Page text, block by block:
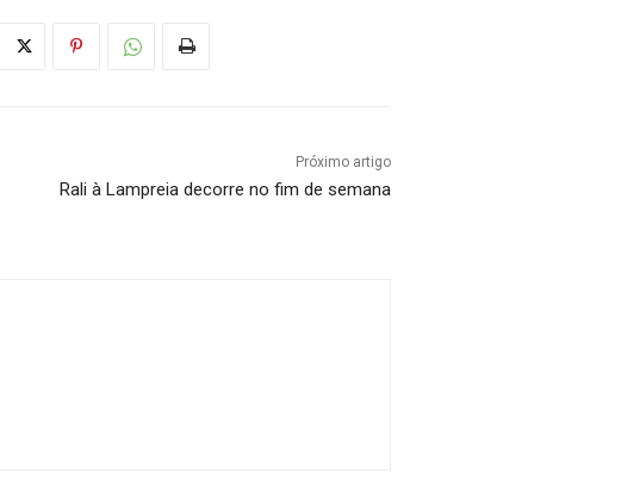
Próximo artigo
Rali à Lampreia decorre no fim de semana